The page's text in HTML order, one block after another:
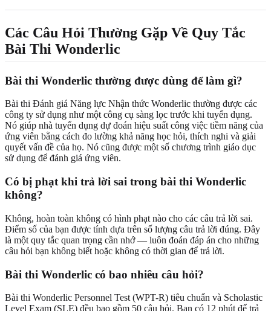
Các Câu Hỏi Thường Gặp Về Quy Tắc
Bài Thi Wonderlic
Bài thi Wonderlic thường được dùng để làm gì?
Bài thi Đánh giá Năng lực Nhận thức Wonderlic thường được các
công ty sử dụng như một công cụ sàng lọc trước khi tuyển dụng.
Nó giúp nhà tuyển dụng dự đoán hiệu suất công việc tiềm năng của
ứng viên bằng cách đo lường khả năng học hỏi, thích nghi và giải
quyết vấn đề của họ. Nó cũng được một số chương trình giáo dục
sử dụng để đánh giá ứng viên.
Có bị phạt khi trả lời sai trong bài thi Wonderlic
không?
Không, hoàn toàn không có hình phạt nào cho các câu trả lời sai.
Điểm số của bạn được tính dựa trên số lượng câu trả lời đúng. Đây
là một quy tắc quan trọng cần nhớ — luôn đoán đáp án cho những
câu hỏi bạn không biết hoặc không có thời gian để trả lời.
Bài thi Wonderlic có bao nhiêu câu hỏi?
Bài thi Wonderlic Personnel Test (WPT-R) tiêu chuẩn và Scholastic
Level Exam (SLE) đều bao gồm 50 câu hỏi. Bạn có 12 phút để trả